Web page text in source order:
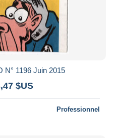
N° 1196 Juin 2015
$US
Professionnel